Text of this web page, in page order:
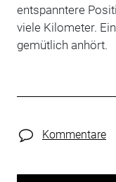
entspanntere
viele Kilometer.
gemütlich anhört.
Kommentare